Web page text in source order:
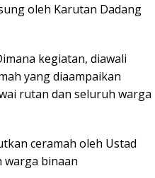
oleh Karutan Dadang
kegiatan, diawali
yang diaampaikan
rutan dan seluruh warga
ceramah oleh Ustad
warga binaan